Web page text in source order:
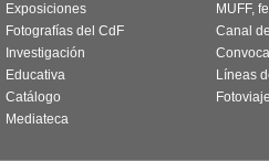
Exposiciones
Fotografías del CdF
Investigación
Educativa
Catálogo
Mediateca
MUFF,
Canal
Líneas